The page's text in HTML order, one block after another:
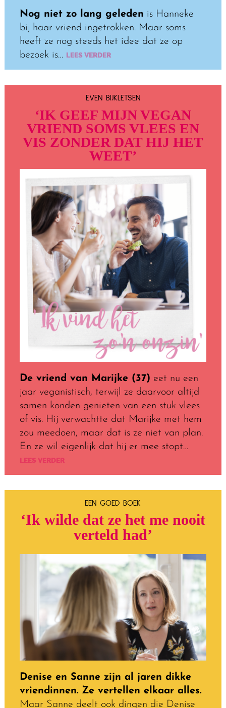
Nog niet zo lang geleden is Hanneke
bij haar vriend ingetrokken. Maar soms
heeft ze nog steeds het idee dat ze op
bezoek is… LEES VERDER
EVEN BIJKLETSEN
‘IK GEEF MIJN VEGAN
VRIEND SOMS VLEES EN
VIS ZONDER DAT HIJ HET
WEET’
De vriend van Marijke (37) eet nu een
jaar veganistisch, terwijl ze daarvoor altijd
samen konden genieten van een stuk vlees
of vis. Hij verwachtte dat Marijke met hem
zou meedoen, maar dat is ze niet van plan.
En ze wil eigenlijk dat hij er mee stopt…
LEES VERDER
EEN GOED BOEK
‘Ik wilde dat ze het me nooit
verteld had’
Denise en Sanne zijn al jaren dikke
vriendinnen. Ze vertellen elkaar alles.
Maar Sanne deelt ook dingen die Denise